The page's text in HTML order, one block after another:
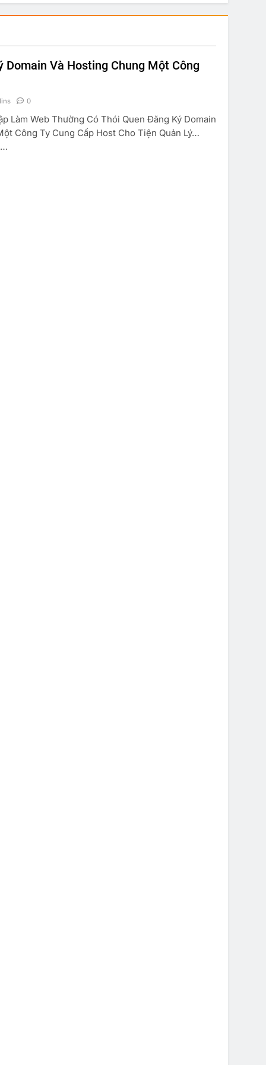
Domain Và Hosting Chung Một Công
0
Làm Web Thường Có Thói Quen Đăng Ký Domain
Công Ty Cung Cấp Host Cho Tiện Quản Lý…